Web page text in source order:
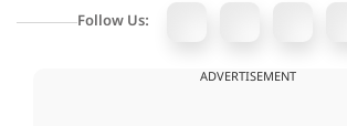
Follow Us:
ADVERTISEMENT